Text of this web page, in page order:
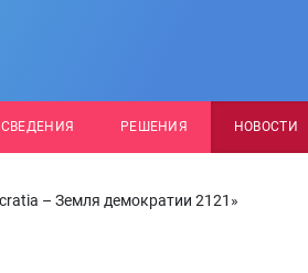
РЕШЕНИЯ НОВОСТИ
– Земля демократии 2121»